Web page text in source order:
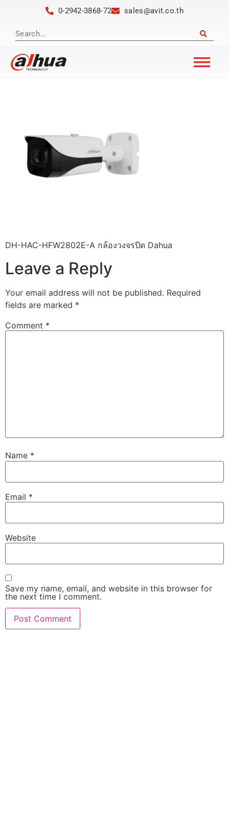
0-2942-3868-72 sales@avit.co.th
DH-HAC-HFW2802E-A กล้องวงจรปิด Dahua
Leave a Reply
Your email address will not be published. Required
fields are marked *
Comment *
Name *
Email *
Website
Save my name, email, and website in this browser for
the next time I comment.